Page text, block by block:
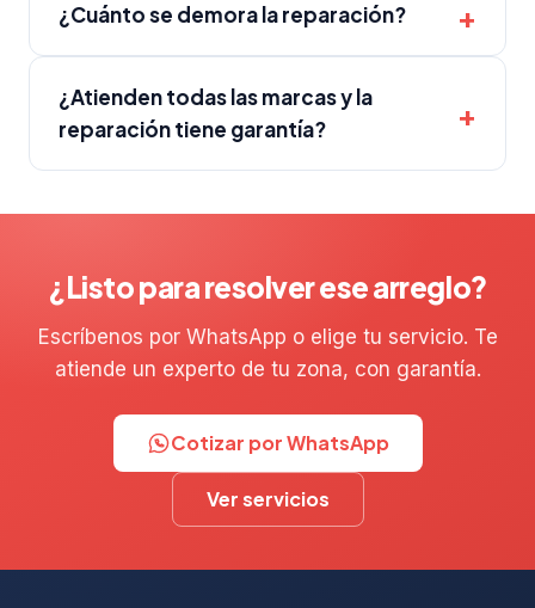
¿Cuánto se demora la reparación?
¿Atienden todas las marcas y la
reparación tiene garantía?
¿Listo para resolver ese arreglo?
Escríbenos por WhatsApp o elige tu servicio. Te
atiende un experto de tu zona, con garantía.
Cotizar por WhatsApp
Ver servicios